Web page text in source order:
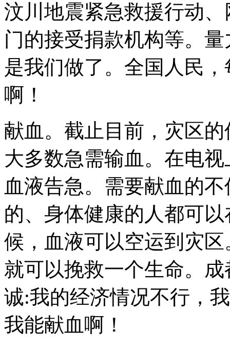
汶川地震紧急救援行动
门的接受捐款机构等。
是我们做了。全国人民
啊！
献血。截止目前，灾区
大多数急需输血。在电
血液告急。需要献血的
的、身体健康的人都可
候，血液可以空运到灾
就可以挽救一个生命。
诚:我的经济情况不行，
我能献血啊！